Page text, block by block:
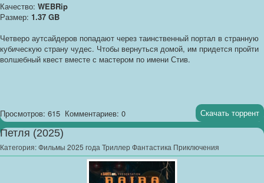
Качество: WEBRip
Размер: 1.37 GB
Четверо аутсайдеров попадают через таинственный портал в странную
кубическую страну чудес. Чтобы вернуться домой, им придется пройти
волшебный квест вместе с мастером по имени Стив.
Просмотров: 615 Комментариев: 0 Скачать торрент
Петля (2025)
Категория:Фильмы 2025 года Триллер Фантастика Приключения